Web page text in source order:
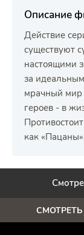
Описание
Действие
существуют
настоящими
за
мрачный мир
героев - в
как